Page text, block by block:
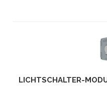
LICHTSCHALTER-